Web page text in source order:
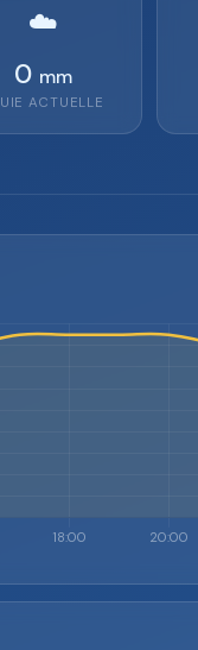
☁️
0 mm
ACTUELLE